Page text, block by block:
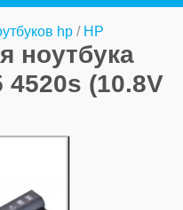
hp / HP
ноутбука
4520s (10.8V